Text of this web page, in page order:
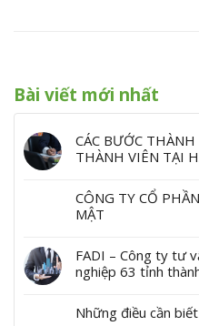
Bài viết mới nhất
CÁC BƯỚC
THÀNH VIÊN TẠI
CÔNG TY CỔ
MẬT
FADI – Công ty tư
nghiệp 63 tỉnh
Những điều cần